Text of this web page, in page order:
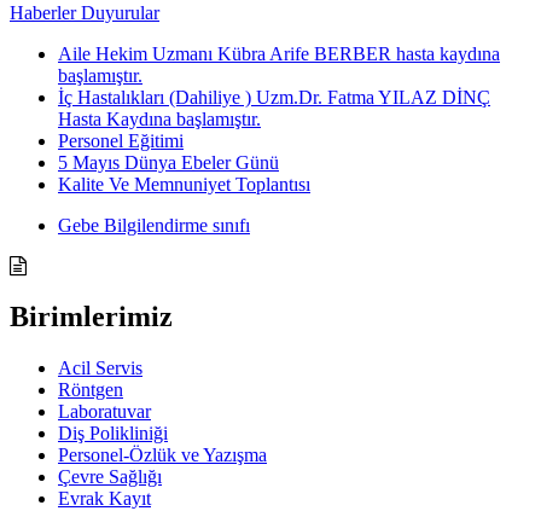
HaberlerDuyurular
Aile Hekim Uzmanı Kübra Arife BERBER hasta kaydına
başlamıştır.
İç Hastalıkları (Dahiliye ) Uzm.Dr. Fatma YILAZ DİNÇ
Hasta Kaydına başlamıştır.
Personel Eğitimi
5 Mayıs Dünya Ebeler Günü
Kalite Ve Memnuniyet Toplantısı
Gebe Bilgilendirme sınıfı
Birimlerimiz
Acil Servis
Röntgen
Laboratuvar
Diş Polikliniği
Personel-Özlük ve Yazışma
Çevre Sağlığı
Evrak Kayıt